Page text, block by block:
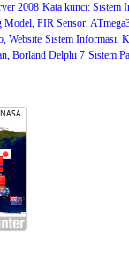
2008 Kata kunci: Sistem
Model, PIR Sensor,
Website Sistem Informasi,
Borland Delphi 7 Sistem